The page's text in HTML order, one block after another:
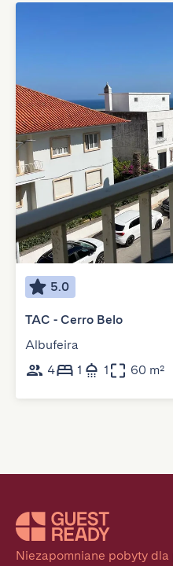
5.0
TAC - Cerro Belo
Albufeira
4
1 1 60 m²
Niezapomniane pobyty